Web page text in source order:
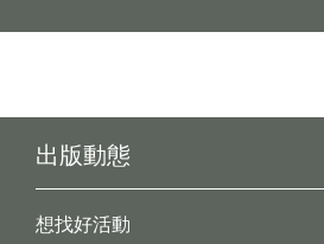
出版動態
想找好活動